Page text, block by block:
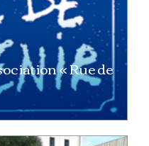
« Rue de